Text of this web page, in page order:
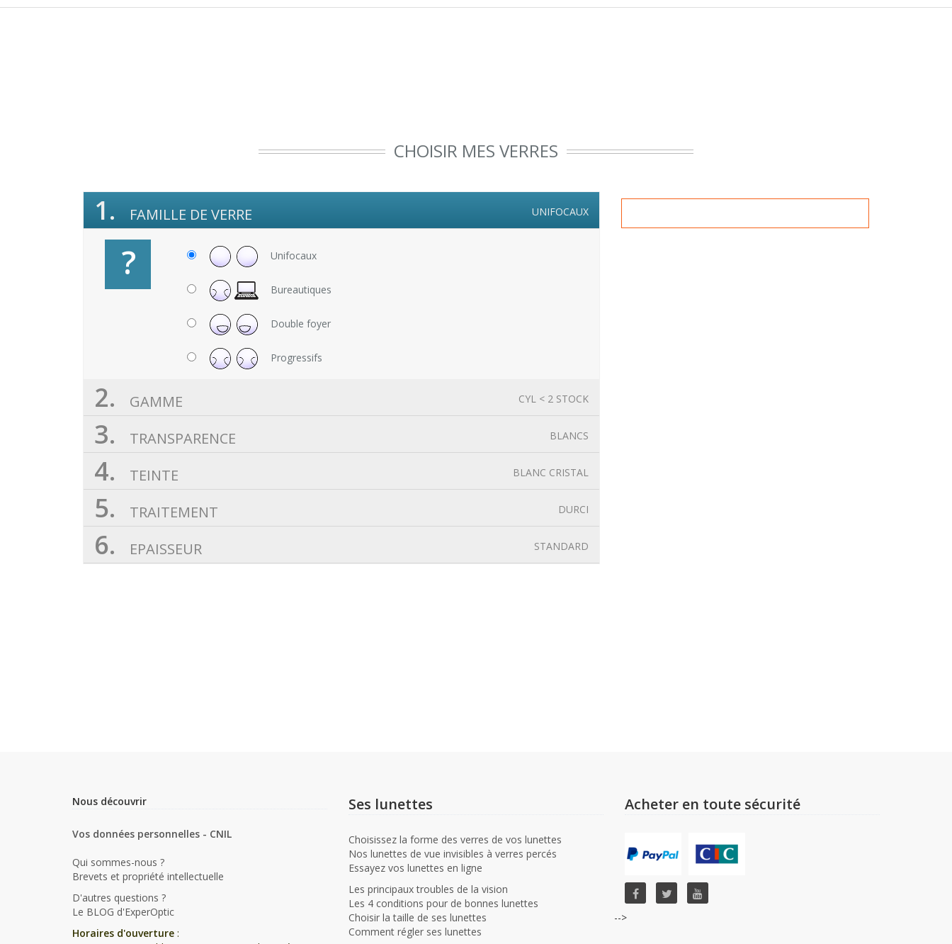
CHOISIR MES VERRES
UNIFOCAUX
1. FAMILLE DE VERRE
? Unifocaux
Bureautiques
Double foyer
Progressifs
CYL < 2 STOCK
2. GAMME
BLANCS
3. TRANSPARENCE
BLANC CRISTAL
4. TEINTE
DURCI
5. TRAITEMENT
STANDARD
6. EPAISSEUR
Nous découvrir
Vos données personnelles - CNIL
Qui sommes-nous ?
Brevets et propriété intellectuelle
D'autres questions ?
Le BLOG d'ExperOptic
Horaires d'ouverture :
Ses lunettes
Choisissez la forme des verres de vos lunettes
Nos lunettes de vue invisibles à verres percés
Essayez vos lunettes en ligne
Les principaux troubles de la vision
Les 4 conditions pour de bonnes lunettes
Choisir la taille de ses lunettes
Comment régler ses lunettes
Acheter en toute sécurité
-->